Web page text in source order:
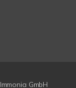
Immonia GmbH